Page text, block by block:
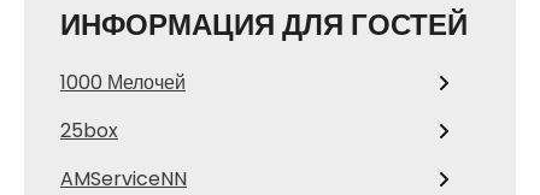
ИНФОРМАЦИЯ ДЛЯ ГОСТЕЙ
1000 Мелочей
25box
AMServiceNN